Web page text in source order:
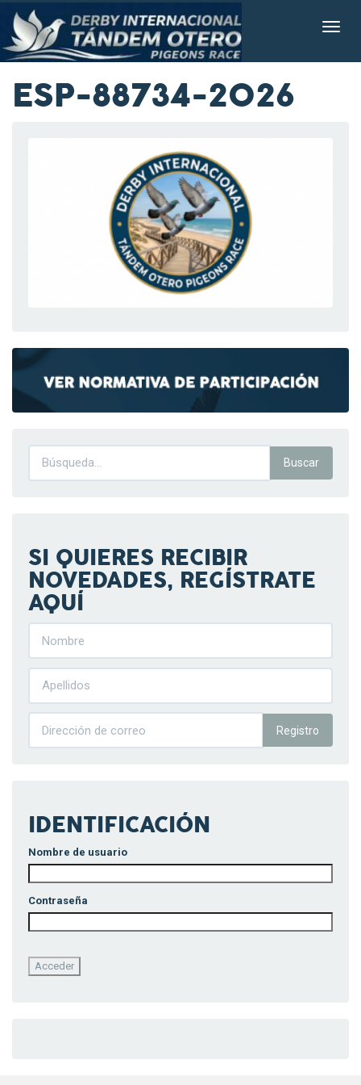
ESP-88734-2026
SI QUIERES RECIBIR
NOVEDADES, REGÍSTRATE
AQUÍ
Registro
IDENTIFICACIÓN
Nombre de usuario
Contraseña